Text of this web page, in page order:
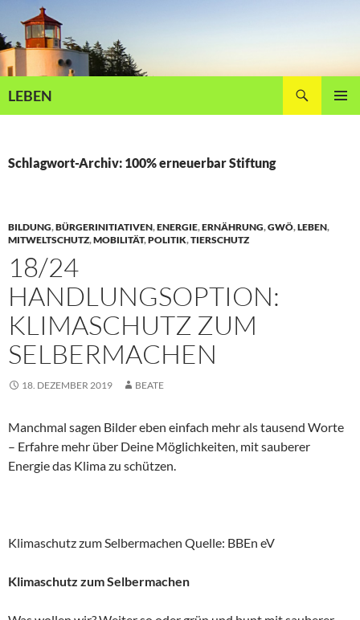
Inhalt
springen
LEBEN
Schlagwort-Archiv: 100% erneuerbar Stiftung
BILDUNG,BÜRGERINITIATIVEN,ENERGIE,ERNÄHRUNG,GWÖ,LEBEN,
MITWELTSCHUTZ,MOBILITÄT,POLITIK,TIERSCHUTZ
18/24
HANDLUNGSOPTION:
KLIMASCHUTZ ZUM
SELBERMACHEN
18. DEZEMBER 2019 BEATE
Manchmal sagen Bilder eben einfach mehr als tausend Worte
– Erfahre mehr über Deine Möglichkeiten, mit sauberer
Energie das Klima zu schützen.
Klimaschutz zum Selbermachen Quelle: BBEn eV
Klimaschutz zum Selbermachen